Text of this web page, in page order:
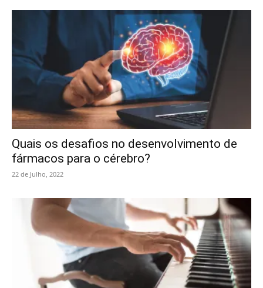
Quais os desafios no desenvolvimento de
fármacos para o cérebro?
22 de Julho, 2022